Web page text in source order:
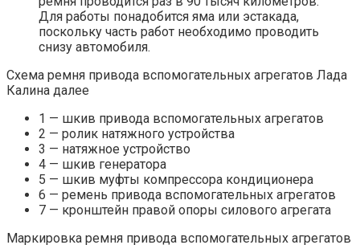
Для работы понадобится яма или эстакада,
поскольку часть работ необходимо проводить
снизу автомобиля.
Схема ремня привода вспомогательных агрегатов Лада
Калина далее
1 — шкив привода вспомогательных агрегатов
2 — ролик натяжного устройства
3 — натяжное устройство
4 — шкив генератора
5 — шкив муфты компрессора кондиционера
6 — ремень привода вспомогательных агрегатов
7 — кронштейн правой опоры силового агрегата
Маркировка ремня привода вспомогательных агрегатов